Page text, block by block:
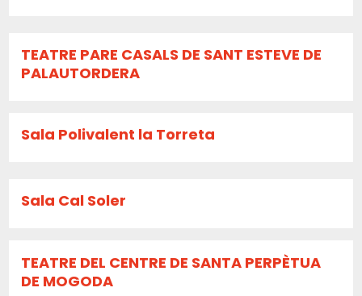
TEATRE PARE CASALS DE SANT ESTEVE DE
PALAUTORDERA
Sala Polivalent la Torreta
Sala Cal Soler
TEATRE DEL CENTRE DE SANTA PERPÈTUA
DE MOGODA